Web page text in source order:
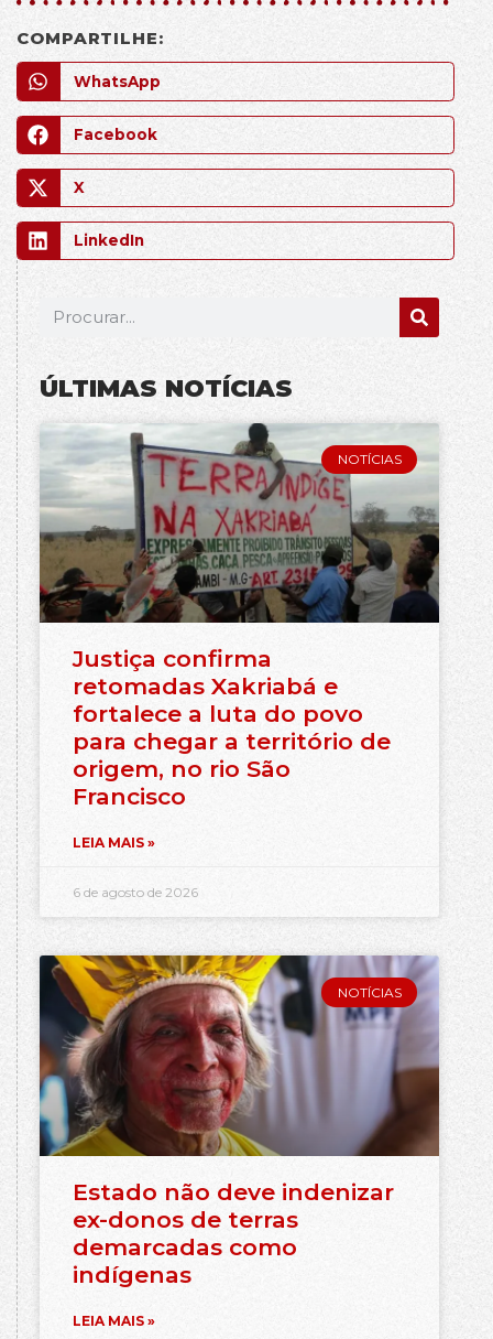
COMPARTILHE:
WhatsApp
Facebook
X
LinkedIn
ÚLTIMAS NOTÍCIAS
NOTÍCIAS
Justiça confirma
retomadas Xakriabá e
fortalece a luta do povo
para chegar a território de
origem, no rio São
Francisco
LEIA MAIS »
6 de agosto de 2026
NOTÍCIAS
Estado não deve indenizar
ex-donos de terras
demarcadas como
indígenas
LEIA MAIS »